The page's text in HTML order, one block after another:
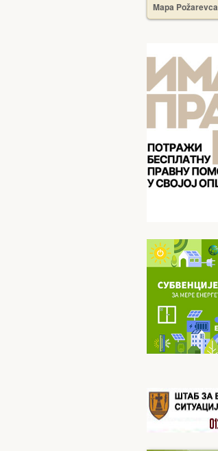
Mapa Požarevca